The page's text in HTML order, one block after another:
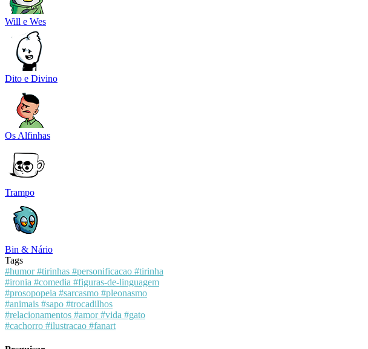
Will e Wes
Dito e Divino
Os Alfinhas
Trampo
Bin & Nário
Tags
#humor#tirinhas #personificacao #tirinha
#ironia #comedia #figuras-de-linguagem
#prosopopeia #sarcasmo #pleonasmo
#animais #sapo #trocadilhos
#relacionamentos #amor#vida #gato
#cachorro #ilustracao #fanart